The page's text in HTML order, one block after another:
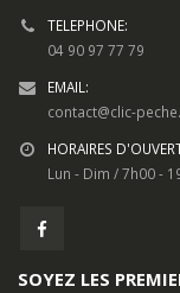
TELEPHONE:
04 90 97 77 79
EMAIL:
contact@clic-
HORAIRES
Lun - Dim / 7h00 -
SOYEZ LES